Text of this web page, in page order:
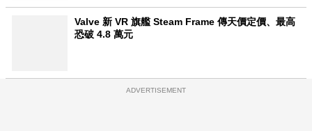
Valve 新 VR 旗艦 Steam Frame 傳天價定價、最高
恐破 4.8 萬元
ADVERTISEMENT